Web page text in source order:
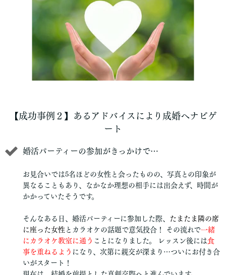
【成功事例２】あるアドバイスにより成婚へナビゲ
ート
婚活パーティーの参加がきっかけで…
お見合いでは5名ほどの女性と会ったものの、写真との印象が
異なることもあり、なかなか理想の相手には出会えず、時間が
かかっていたそうです。
そんなある日、婚活パーティーに参加した際、
たまたま隣の席
に座った女性 とカラオケの話題で意気投合！ その流れで一緒
にカラオケ教室に通う ことになりました。 レッスン後には食
事を重ねるよう になり、次第に親交が深まり…ついにお付き合
いがスタート！